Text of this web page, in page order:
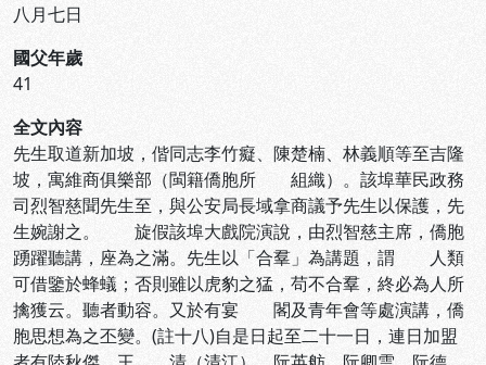
八月七日
國父年歲
41
全文內容
先生取道新加坡，偕同志李竹癡、陳楚楠、林義順等至吉隆
坡，寓維商俱樂部（閩籍僑胞所 組織）。該埠華民政務
司烈智慈聞先生至，與公安局長域拿商議予先生以保護，先
生婉謝之。 旋假該埠大戲院演說，由烈智慈主席，僑胞
踴躍聽講，座為之滿。先生以「合羣」為講題，謂 人類
可借鑒於蜂蟻；否則雖以虎豹之猛，苟不合羣，終必為人所
擒獲云。聽者動容。又於有宴 閣及青年會等處演講，僑
胞思想為之丕變。(註十八)自是日起至二十一日，連日加盟